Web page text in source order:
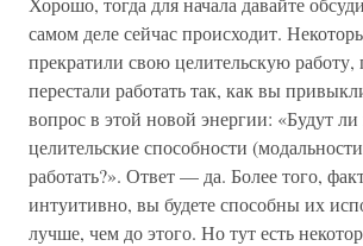
самом деле сейчас происходит.
прекратили свою целительскую
перестали работать так, как вы
вопрос в этой новой энергии: «Будут
целительские способности
работать?». Ответ — да. Более того,
интуитивно, вы будете способны их
лучше, чем до этого. Но тут есть